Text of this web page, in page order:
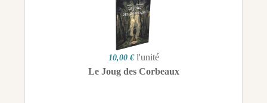
10,00 € l'unité
Le Joug des Corbeaux